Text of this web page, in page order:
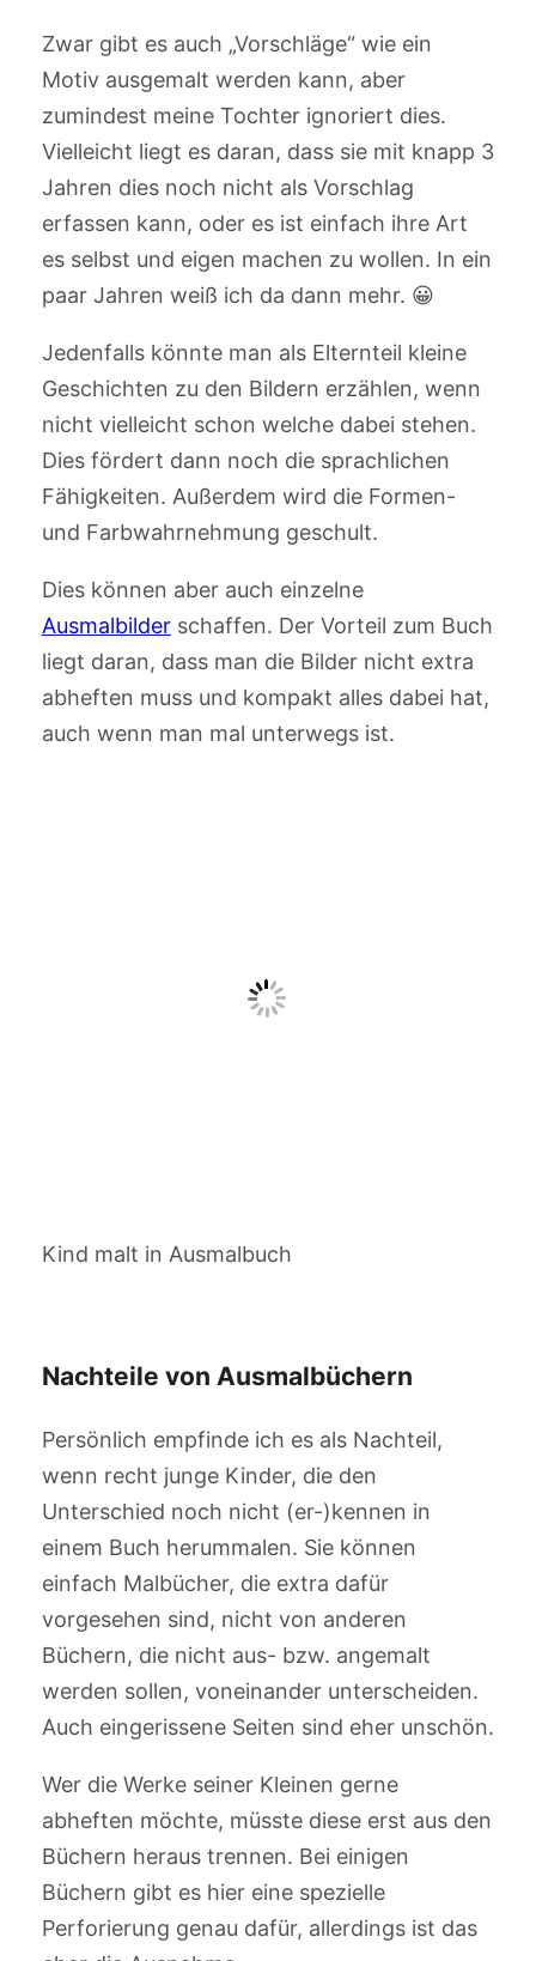
Zwar gibt es auch „Vorschläge“ wie ein
Motiv ausgemalt werden kann, aber
zumindest meine Tochter ignoriert dies.
Vielleicht liegt es daran, dass sie mit knapp 3
Jahren dies noch nicht als Vorschlag
erfassen kann, oder es ist einfach ihre Art
es selbst und eigen machen zu wollen. In ein
paar Jahren weiß ich da dann mehr. 😀
Jedenfalls könnte man als Elternteil kleine
Geschichten zu den Bildern erzählen, wenn
nicht vielleicht schon welche dabei stehen.
Dies fördert dann noch die sprachlichen
Fähigkeiten. Außerdem wird die Formen-
und Farbwahrnehmung geschult.
Dies können aber auch einzelne
Ausmalbilderschaffen. Der Vorteil zum Buch
liegt daran, dass man die Bilder nicht extra
abheften muss und kompakt alles dabei hat,
auch wenn man mal unterwegs ist.
Kind malt in Ausmalbuch
Nachteile von Ausmalbüchern
Persönlich empfinde ich es als Nachteil,
wenn recht junge Kinder, die den
Unterschied noch nicht (er-)kennen in
einem Buch herummalen. Sie können
einfach Malbücher, die extra dafür
vorgesehen sind, nicht von anderen
Büchern, die nicht aus- bzw. angemalt
werden sollen, voneinander unterscheiden.
Auch eingerissene Seiten sind eher unschön.
Wer die Werke seiner Kleinen gerne
abheften möchte, müsste diese erst aus den
Büchern heraus trennen. Bei einigen
Büchern gibt es hier eine spezielle
Perforierung genau dafür, allerdings ist das